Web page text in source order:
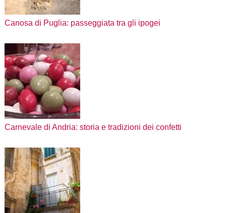
Canosa di Puglia: passeggiata tra gli ipogei
Carnevale di Andria: storia e tradizioni dei confetti